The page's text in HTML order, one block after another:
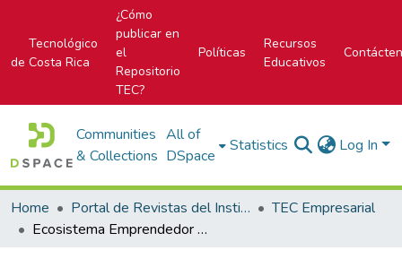
Tecnológico
de Costa Rica
¿Cómo
publicar en
el
Repositorio
TEC?
Políticas
Recursos
Educativos
Communities
& Collections
All of
DSpace
Statistics Log In
Home Portal de Revistas del Instituto Tecnológico de Costa Rica
TEC Empresarial
Ecosistema Emprendedor para las Empresas de Base Tecnológica: Visión Basada en los Recursos (Entrepreneurial ecosystem for the TBFs: a resource-based view)